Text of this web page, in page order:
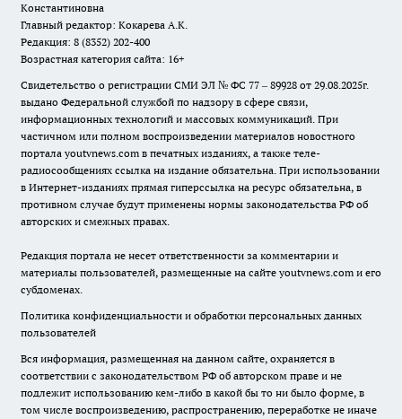
Константиновна
Главный редактор: Кокарева А.К.
Редакция: 8 (8352) 202-400
Возрастная категория сайта: 16+
Свидетельство о регистрации СМИ ЭЛ № ФС 77 – 89928 от 29.08.2025г.
выдано Федеральной службой по надзору в сфере связи,
информационных технологий и массовых коммуникаций. При
частичном или полном воспроизведении материалов новостного
портала youtvnews.com в печатных изданиях, а также теле-
радиосообщениях ссылка на издание обязательна. При использовании
в Интернет-изданиях прямая гиперссылка на ресурс обязательна, в
противном случае будут применены нормы законодательства РФ об
авторских и смежных правах.
Редакция портала не несет ответственности за комментарии и
материалы пользователей, размещенные на сайте youtvnews.com и его
субдоменах.
Политика конфиденциальности и обработки персональных данных
пользователей
Вся информация, размещенная на данном сайте, охраняется в
соответствии с законодательством РФ об авторском праве и не
подлежит использованию кем-либо в какой бы то ни было форме, в
том числе воспроизведению, распространению, переработке не иначе